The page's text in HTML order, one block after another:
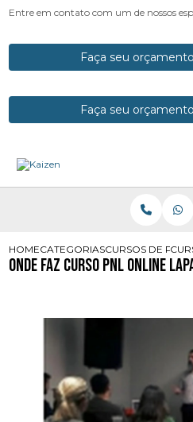
Entre em contato com um de nossos
Faça seu
Faça seu
HOMECATEGORIASCURSOS DE PNL
Onde Faz Curso Pnl Online